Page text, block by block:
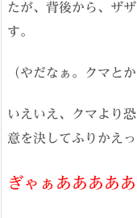
たが、背後から、ザ
す。
（やだなぁ。クマと
いえいえ、クマより
意を決してふりかえっ
ぎゃぁああああ